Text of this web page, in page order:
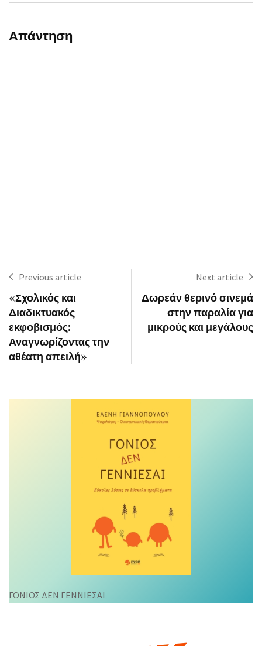
Απάντηση
Previous article
«Σχολικός και
Διαδικτυακός
εκφοβισμός:
Αναγνωρίζοντας την
αθέατη απειλή»
Next article
Δωρεάν θερινό σινεμά
στην παραλία για
μικρούς και μεγάλους
ΓΟΝΙΟΣ ΔΕΝ ΓΕΝΝΙΕΣΑΙ